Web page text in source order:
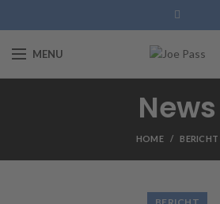
MENU
News
HOME BERICHT